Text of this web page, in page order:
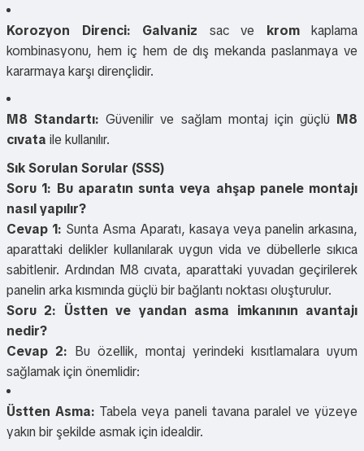
Korozyon Direnci: Galvaniz sac ve kromkaplama
kombinasyonu, hem iç hem de dış mekanda paslanmaya ve
kararmaya karşı dirençlidir.
M8 Standartı: Güvenilir ve sağlam montaj için güçlü M8
cıvata ile kullanılır.
Sık Sorulan Sorular (SSS)
Soru 1: Bu aparatın sunta veya ahşap panele montajı
nasıl yapılır?
Cevap 1: Sunta Asma Aparatı, kasaya veya panelin arkasına,
aparattaki delikler kullanılarak uygun vida ve dübellerle sıkıca
sabitlenir. Ardından M8 cıvata, aparattaki yuvadan geçirilerek
panelin arka kısmında güçlü bir bağlantı noktası oluşturulur.
Soru 2: Üstten ve yandan asma imkanının avantajı
nedir?
Cevap 2: Bu özellik, montaj yerindeki kısıtlamalara uyum
sağlamak için önemlidir:
Üstten Asma: Tabela veya paneli tavana paralel ve yüzeye
yakın bir şekilde asmak için idealdir.